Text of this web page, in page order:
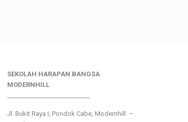
SEKOLAH HARAPAN BANGSA
MODERNHILL
Jl. Bukit Raya I, Pondok Cabe, Modernhill –